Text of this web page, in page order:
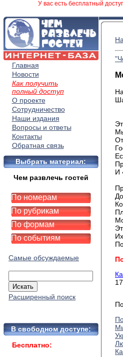
У вас есть бесплатный
Главная
Новости
Как получить
полный доступ
О проекте
Сотрудничество
Наши издания
Вопросы и ответы
Контакты
Обратная связь
Выбрать материал:
Чем развлечь гостей
По номерам
По рубрикам
По формам
По событиям
Самые обсуждаемые
Расширенный поиск
В свободном доступе:
Бесплатно:
И